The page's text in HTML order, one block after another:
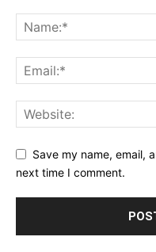
Save my name, email,
next time I comment.